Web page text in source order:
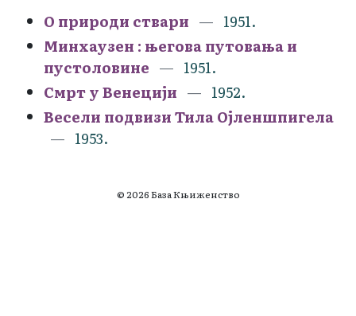
О природи ствари
1951.
Минхаузен : његова путовања и
пустоловине
1951.
Смрт у Венецији
1952.
Весели подвизи Тила Ојленшпигела
1953.
© 2026 База Књиженство